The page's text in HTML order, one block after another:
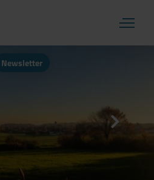
Newsletter
Startseite